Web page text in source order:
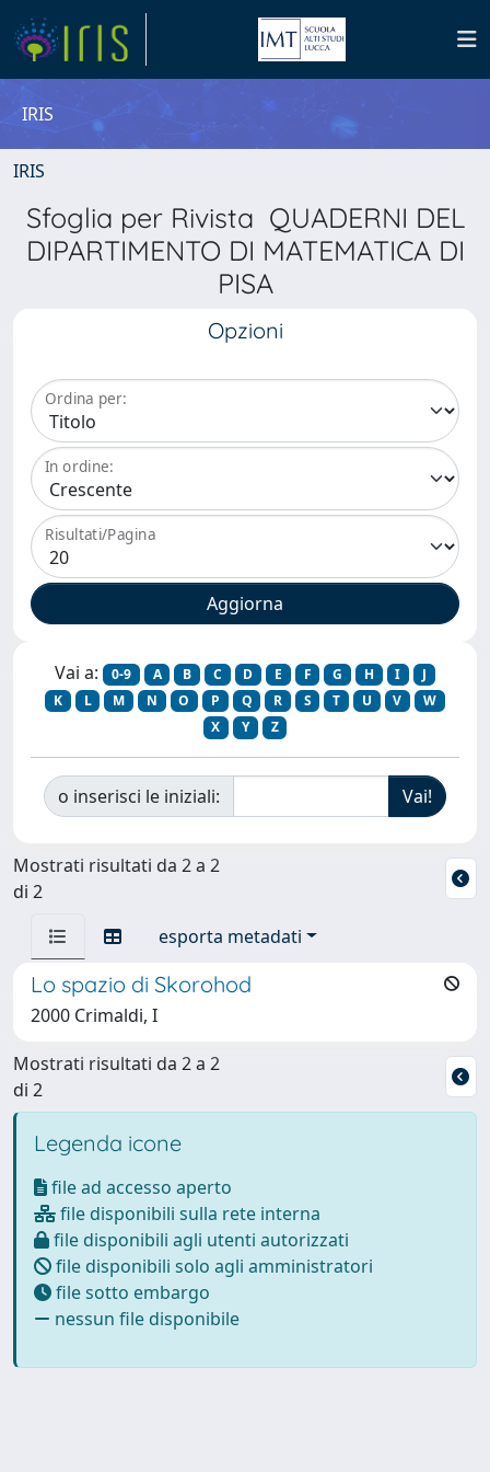
IRIS
IRIS
Sfoglia per Rivista QUADERNI DEL
DIPARTIMENTO DI MATEMATICA DI
PISA
Opzioni
Ordina per:
In ordine:
Risultati/Pagina
Vai a: 0-9 A B C D E F G H I
J
K
L M N O P Q R S T U V
W
X
Y Z
o inserisci le iniziali:
Mostrati risultati da 2 a 2
di 2
esporta metadati
Lo spazio di Skorohod
2000 Crimaldi, I
Mostrati risultati da 2 a 2
di 2
Legenda icone
file ad accesso aperto
file disponibili sulla rete interna
file disponibili agli utenti autorizzati
file disponibili solo agli amministratori
file sotto embargo
nessun file disponibile